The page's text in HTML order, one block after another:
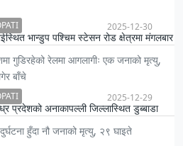
भान्डुप पश्चिम स्टेसन रोड क्षेत्रमा मंगलबार
सार्वजनिक बेस्ट बसको ठक्करबाट चार जनाको
2025-12-30
गुडिरहेको रेलमा आगलागीः एक जनाको मृत्यु,
बाँचे
प्रदेशको अनाकापल्ली जिल्लास्थित डुब्बाडा
एक्सप्रेस रेलको दुई वातानुकूलित बोगीमा
2025-12-29
हुँदा नौ जनाको मृत्यु, २९ घाइते